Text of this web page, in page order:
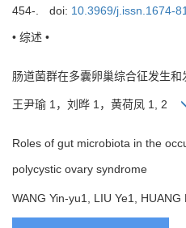
454-.
doi: 10.3969/j.issn.1674-
• 综述 •
肠道菌群在多囊卵巢综合征发生和
王尹瑜 1，刘晔 1，黄荷凤 1, 2
Roles of gut microbiota in the
polycystic ovary syndrome
WANG Yin-yu1, LIU Ye1,